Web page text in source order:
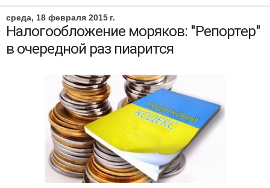
среда, 18 февраля 2015 г.
Налогообложение моряков: "Репортер"
в очередной раз пиарится